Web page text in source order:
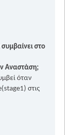
στο
Αναστάση;
όταν
στις